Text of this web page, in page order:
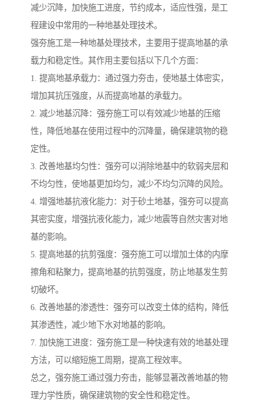
减少沉降，加快施工进度，节约成本，适应性强，是工
程建设中常用的一种地基处理技术。
强夯施工是一种地基处理技术，主要用于提高地基的承
载力和稳定性。其作用主要包括以下几个方面：
1. 提高地基承载力：通过强力夯击，使地基土体密实，
增加其抗压强度，从而提高地基的承载力。
2. 减少地基沉降：强夯施工可以有效减少地基的压缩
性，降低地基在使用过程中的沉降量，确保建筑物的稳
定性。
3. 改善地基均匀性：强夯可以消除地基中的软弱夹层和
不均匀性，使地基更加均匀，减少不均匀沉降的风险。
4. 增强地基抗液化能力：对于砂土地基，强夯可以提高
其密实度，增强抗液化能力，减少地震等自然灾害对地
基的影响。
5. 提高地基的抗剪强度：强夯施工可以增加土体的内摩
擦角和粘聚力，提高地基的抗剪强度，防止地基发生剪
切破坏。
6. 改善地基的渗透性：强夯可以改变土体的结构，降低
其渗透性，减少地下水对地基的影响。
7. 加快施工进度：强夯施工是一种快速有效的地基处理
方法，可以缩短施工周期，提高工程效率。
总之，强夯施工通过强力夯击，能够显著改善地基的物
理力学性质，确保建筑物的安全性和稳定性。